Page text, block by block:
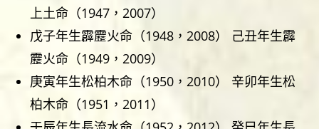
上土命（1947，2007）
戊子年生霹靂火命（1948，2008） 己丑年生霹
靂火命（1949，2009）
庚寅年生松柏木命（1950，2010） 辛卯年生松
柏木命（1951，2011）